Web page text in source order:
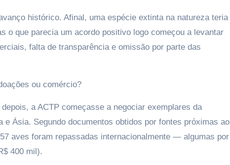
histórico. Afinal, uma espécie extinta na natureza teria
o que parecia um acordo positivo logo começou a levantar
falta de transparência e omissão por parte das
ou comércio?
a ACTP começasse a negociar exemplares da
e Ásia. Segundo documentos obtidos por fontes próximas ao
aves foram repassadas internacionalmente — algumas por
400 mil).